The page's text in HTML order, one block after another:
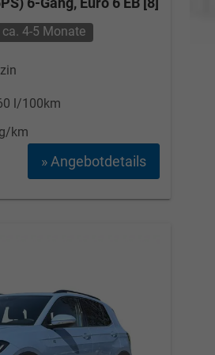
ca. 4-5 Monate
l/100km
km
» Angebotdetails